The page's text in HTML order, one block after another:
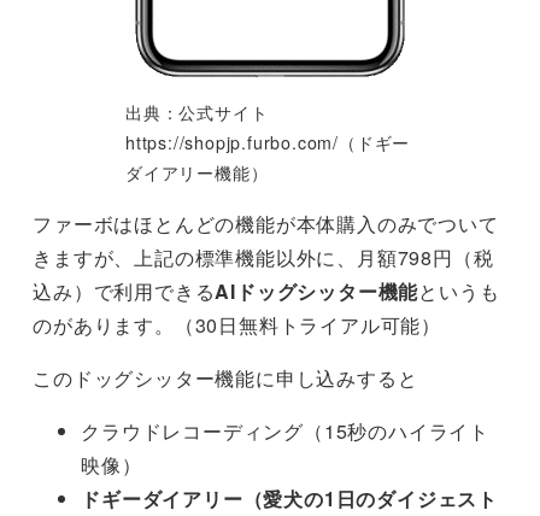
出典：公式サイト
https://shopjp.furbo.com/（ドギー
ダイアリー機能）
ファーボはほとんどの機能が本体購入のみでついて
きますが、上記の標準機能以外に、月額798円（税
込み）で利用できるAIドッグシッター機能というも
のがあります。（30日無料トライアル可能）
このドッグシッター機能に申し込みすると
クラウドレコーディング（15秒のハイライト
映像）
ドギーダイアリー（愛犬の1日のダイジェスト